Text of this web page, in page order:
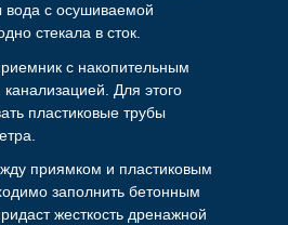
вода с осушиваемой
стекала в сток.
с накопительным
Для этого
пластиковые трубы
приямком и пластиковым
заполнить бетонным
жесткость дренажной